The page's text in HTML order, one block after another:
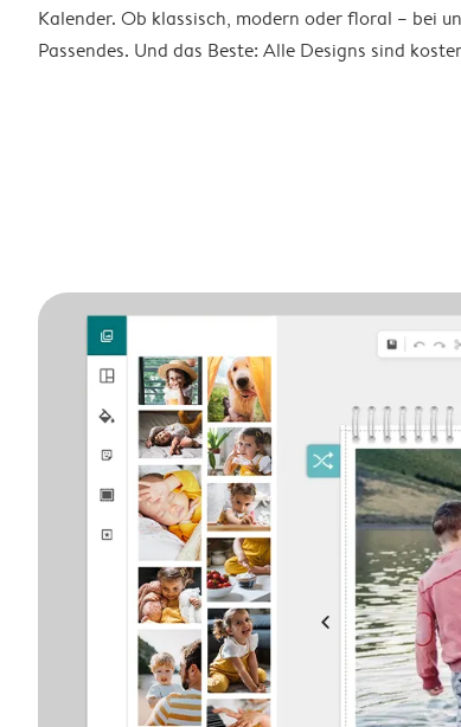
Kalender. Ob klassisch, modern oder floral – bei
Passendes. Und das Beste: Alle Designs sind